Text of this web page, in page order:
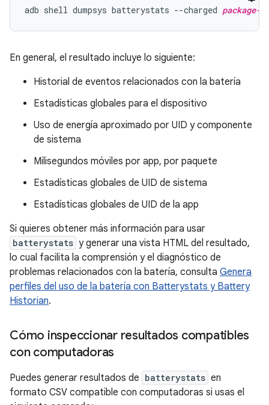
adb shell dumpsys batterystats --charged package-
En general, el resultado incluye lo siguiente:
Historial de eventos relacionados con la batería
Estadísticas globales para el dispositivo
Uso de energía aproximado por UID y componente
de sistema
Milisegundos móviles por app, por paquete
Estadísticas globales de UID de sistema
Estadísticas globales de UID de la app
Si quieres obtener más información para usar
batterystats y generar una vista HTML del resultado,
lo cual facilita la comprensión y el diagnóstico de
problemas relacionados con la batería, consulta Genera
perfiles del uso de la batería con Batterystats y Battery
Historian.
Cómo inspeccionar resultados compatibles
con computadoras
Puedes generar resultados de batterystats en
formato CSV compatible con computadoras si usas el